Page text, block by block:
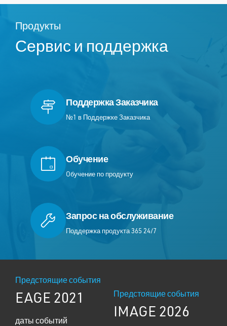
Продукты
Сервис и поддержка
Поддержка Заказчика
№1 в Поддержке Заказчика
Обучение
Oбучение по продукту
Запрос на обслуживание
Поддержка продукта 365 24/7
Предстоящие события
EAGE 2021
даты событий
Предстоящие события
IMAGE 2026